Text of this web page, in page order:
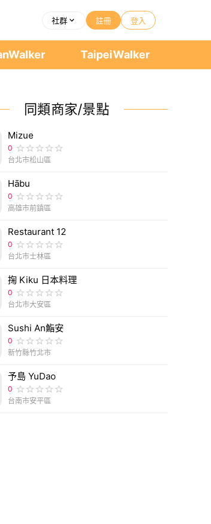
社群 註冊 登入
TaipeiWalker
同類商家/景點
Mizue
0
台北市松山區
Hābu
0
高雄市前鎮區
Restaurant 12
0
台北市士林區
掬 Kiku 日本料理
0
台北市大安區
Sushi An鮨安
0
新竹縣竹北市
予島 YuDao
0
台南市安平區